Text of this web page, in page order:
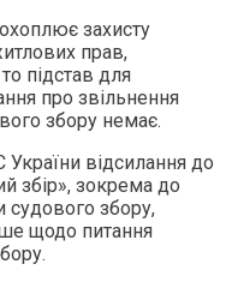
захисту
прав,
підстав для
про звільнення
збору немає.
відсилання до
збір», зокрема до
судового збору,
щодо питання